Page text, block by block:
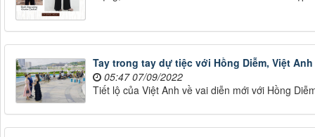
Tay trong tay dự tiệc với Hồng Diễm, Việt
05:47 07/09/2022
Tiết lộ của Việt Anh về vai diễn mới với Hồng